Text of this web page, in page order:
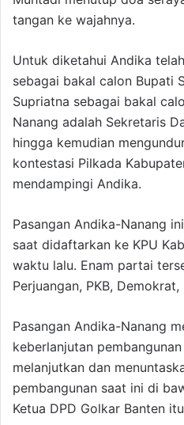
tangan ke wajahnya.
Untuk diketahui Andika
sebagai bakal calon Bupati
Supriatna sebagai bakal
Nanang adalah Sekretaris
hingga kemudian
kontestasi Pilkada
mendampingi Andika.
Pasangan Andika-Nanang
saat didaftarkan ke KPU
waktu lalu. Enam partai
Perjuangan, PKB, Demokrat,
Pasangan Andika-Nanang
keberlanjutan
melanjutkan dan
pembangunan saat ini di
Ketua DPD Golkar Banten